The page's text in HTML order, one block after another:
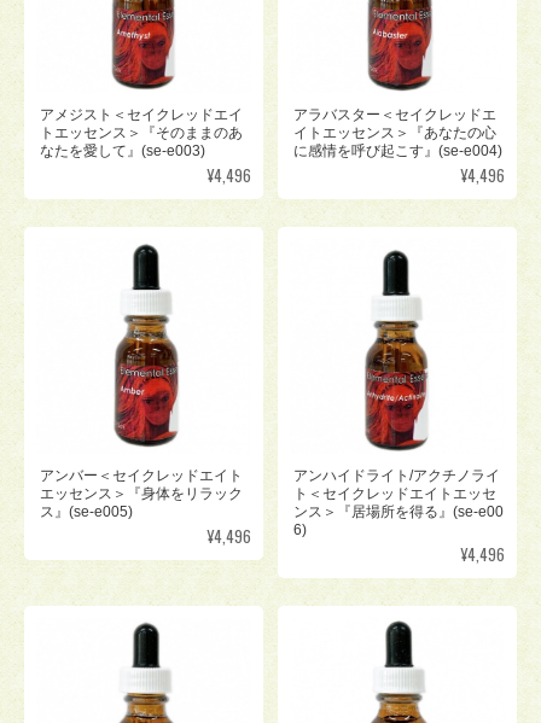
アメジスト＜セイクレッドエイ
トエッセンス＞『そのままのあ
なたを愛して』(se-e003)
¥4,496
アラバスター＜セイクレッドエ
イトエッセンス＞『あなたの心
に感情を呼び起こす』(se-e004)
¥4,496
アンバー＜セイクレッドエイト
エッセンス＞『身体をリラック
ス』(se-e005)
¥4,496
アンハイドライト/アクチノライ
ト＜セイクレッドエイトエッセ
ンス＞『居場所を得る』(se-e00
6)
¥4,496